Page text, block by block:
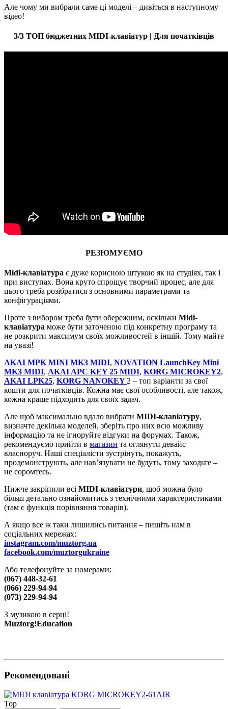
Але чому ми вибрали саме ці моделі – дивіться в наступному
відео!
3/3 ТОП бюджетних MIDI-клавіатур | Для початківців
РЕЗЮМУЄМО
Midi-клавіатура є дуже корисною штукою як на студіях, так і
при виступах. Вона круто спрощує творчий процес, але для
цього треба розібратися з основними параметрами та
конфігураціями.
Проте з вибором треба бути обережним, оскільки Midi-
клавіатура може бути заточеною під конкретну програму та
не розкрити максимум своїх можливостей в іншій. Тому майте
на увазі!
AKAI MPK MINI MK3 MIDI, NOVATION LaunchKey Mini
MK3 MIDI, AKAI APC KEY 25 MIDI, KORG MICROKEY2,
AKAI LPK25, KORG NANOKEY 2 – топ варіанти за свої
кошти для початківців. Кожна має свої особливості, але також,
кожна краще підходить для своїх задач.
Але щоб максимально вдало вибрати MIDI-клавіатуру,
визначте декілька моделей, зберіть про них всю можливу
інформацію та не ігноруйте відгуки на форумах. Також,
рекомендуємо прийти в магазин та оглянути девайс
власноруч. Наші спеціалісти зустрінуть, покажуть,
продемонструють, але нав’язувати не будуть, тому заходьте –
не соромтесь.
Нижче закріпили всі MIDI-клавіатури, щоб можна було
більш детально ознайомитись з технічними характеристиками
(там є функція порівняння товарів).
А якщо все ж таки лишились питання – пишіть нам в
соціальних мережах:
instagram.com/muztorg.ua
facebook.com/muztorgukraine
Або телефонуйте за номерами:
(067) 448-32-61
(066) 229-94-94
(073) 229-94-94
З музикою в серці!
Muztorg!Education
Рекомендовані
Top